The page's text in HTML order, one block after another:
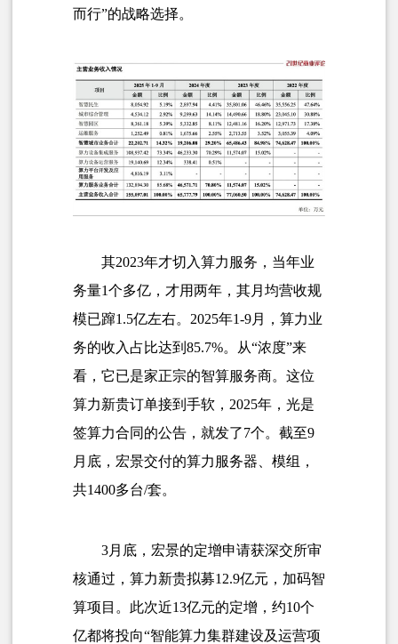
而行”的战略选择。
其2023年才切入算力服务，当年业
务量1个多亿，才用两年，其月均营收规
模已蹿1.5亿左右。2025年1-9月，算力业
务的收入占比达到85.7%。从“浓度”来
看，它已是家正宗的智算服务商。这位
算力新贵订单接到手软，2025年，光是
签算力合同的公告，就发了7个。截至9
月底，宏景交付的算力服务器 、模组，
共1400多台/套。
3月底，宏景的定增申请获深交所审
核通过，算力新贵拟募12.9亿元，加码智
算项目。此次近13亿元的定增，约10个
亿都将投向“智能算力集群建设及运营项